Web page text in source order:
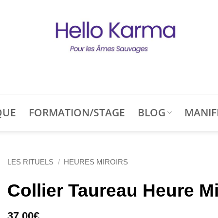
FORMATION/STAGE BLOG
LES RITUELS / HEURES MIROIRS
Collier Taureau Heure